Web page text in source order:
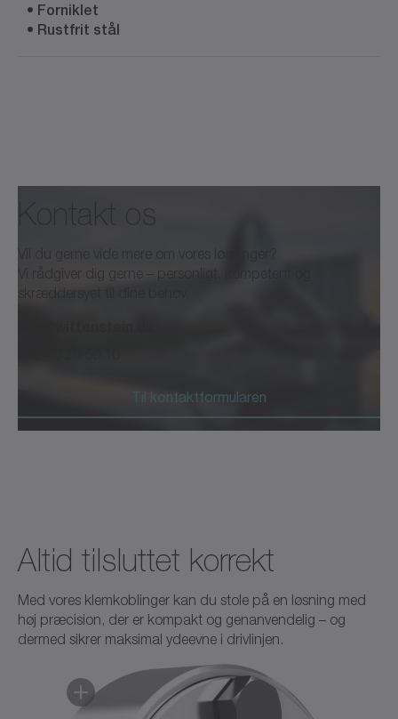
• Forniklet
• Rustfrit stål
Brochure/katalog Neutral
Download (990 B) Åbn i viewer
Vi rådgiver dig gerne – personligt, kompetent og
Til kontaktformularen
Altid tilsluttet korrekt
Med vores klemkoblinger kan du stole på en løsning med
høj præcision, der er kompakt og genanvendelig – og
dermed sikrer maksimal ydeevne i drivlinjen.